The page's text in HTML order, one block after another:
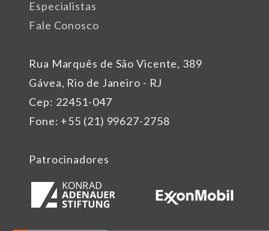
Rua Marquês de São Vicente, 389
Gávea, Rio de Janeiro - RJ
Cep: 22451-047
Fone: +55 (21) 99627-2758
Especialistas
Fale Conosco
Patrocinadores